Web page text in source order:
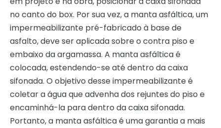
no canto do box. Por sua vez, a manta asfáltica, um
impermeabilizante pré-fabricado à base de
asfalto, deve ser aplicada sobre o contra piso e
embaixo da argamassa. A manta asfáltica é
colocada, estendendo-se até dentro da caixa
sifonada. O objetivo desse impermeabilizante é
coletar a água que advenha dos rejuntes do piso e
encaminhá-la para dentro da caixa sifonada.
Portanto, a manta asfáltica é uma garantia a mais